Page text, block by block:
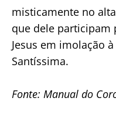
misticamente no
que dele participam
Jesus em imolação
Santíssima.
Fonte: Manual do